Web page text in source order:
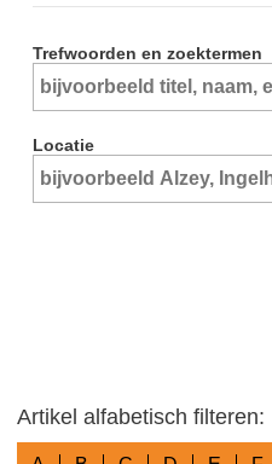
Trefwoorden en zoektermen
Locatie
Artikel alfabetisch filteren: